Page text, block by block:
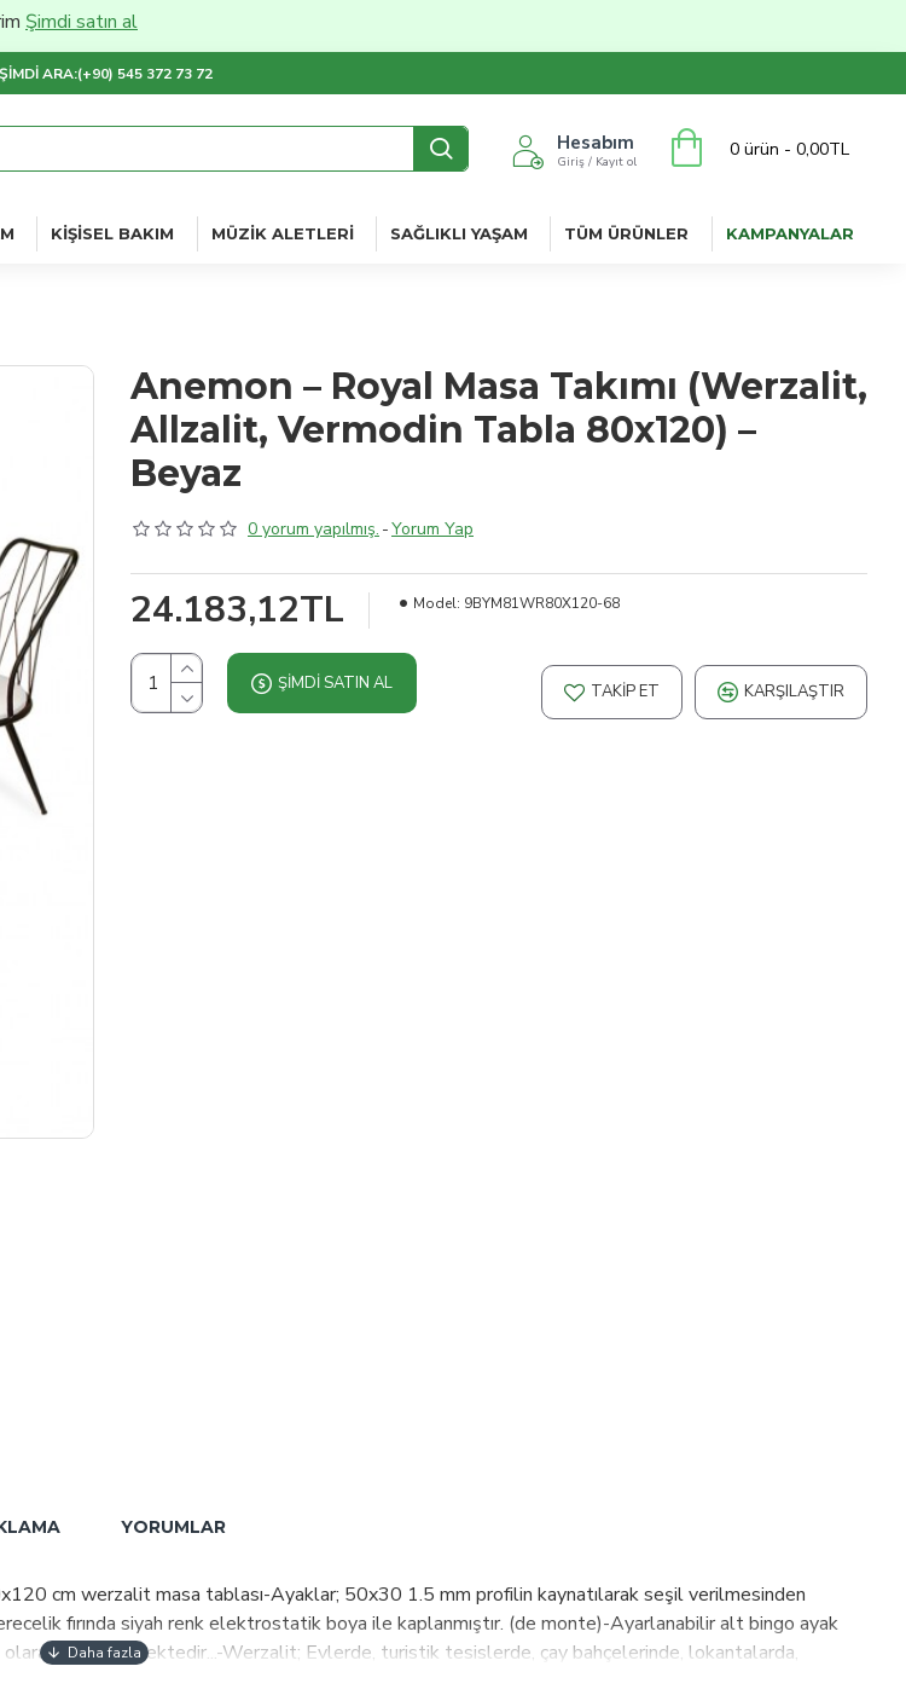
satın al
ŞIMDI ARA:(+90) 545 372 73 72
Hesabım
Giriş / Kayıt ol
0 ürün - 0,00TL
KIŞISEL BAKIM MÜZIK ALETLERI SAĞLIKLI YAŞAM TÜM ÜRÜNLER KAMPANYALAR
Anemon – Royal Masa Takımı (Werzalit,
Allzalit, Vermodin Tabla 80x120) –
Beyaz
0 yorum yapılmış. -Yorum Yap
24.183,12TL Model: 9BYM81WR80X120-68
ŞIMDI SATIN AL TAKIP ET KARŞILAŞTIR
YORUMLAR
cm werzalit masa tablası-Ayaklar; 50x30 1.5 mm profilin kaynatılarak seşil verilmesinden
fırında siyah renk elektrostatik boya ile kaplanmıştır. (de monte)-Ayarlanabilir alt bingo ayak
gönderilmektedir...-Werzalit; Evlerde, turistik tesislerde, çay bahçelerinde, lokantalarda,